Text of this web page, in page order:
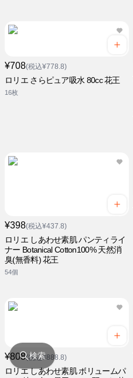
¥708(税込¥778.8)
ロリエ さらピュア吸水 80cc 花王
16枚
¥398(税込¥437.8)
ロリエ しあわせ素肌 パンティライ
ナー Botanical Cotton100% 天然消
臭(無香料) 花王
54個
¥808(税込¥888.8)
ロリエ しあわせ素肌 ボリュームパ
検索